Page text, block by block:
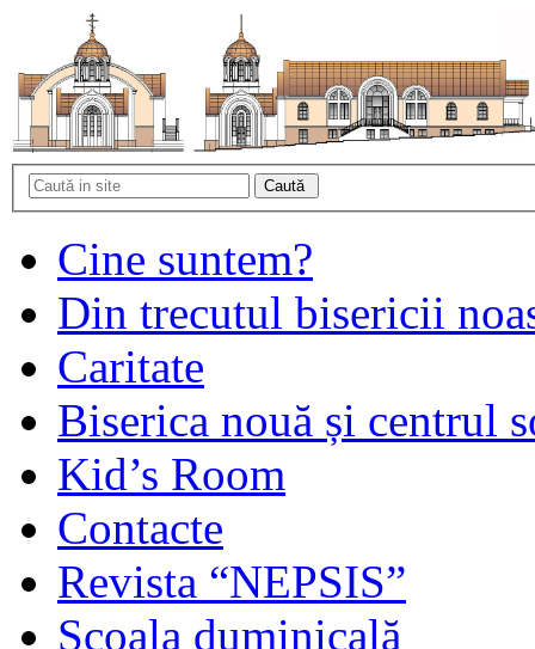
Cine suntem?
Din trecutul bisericii
Caritate
Biserica nouă și centrul
Kid’s Room
Contacte
Revista “NEPSIS”
Școala duminicală